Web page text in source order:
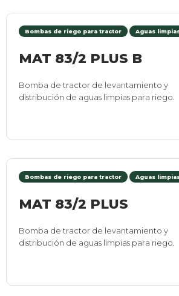
Bombas de riego para tractor Aguas
MAT 83/2 PLUS B
Bomba de tractor de levantamiento y
distribución de aguas limpias para riego.
Bombas de riego para tractor Aguas
MAT 83/2 PLUS
Bomba de tractor de levantamiento y
distribución de aguas limpias para riego.